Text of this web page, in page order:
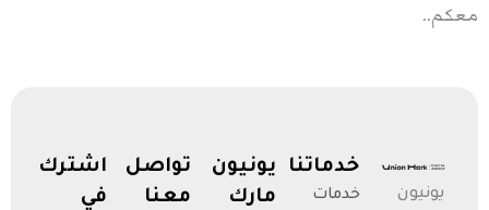
معكم..
يونيون
خدماتنا
خدمات
يونيون
مارك
تواصل
معنا
اشترك
في